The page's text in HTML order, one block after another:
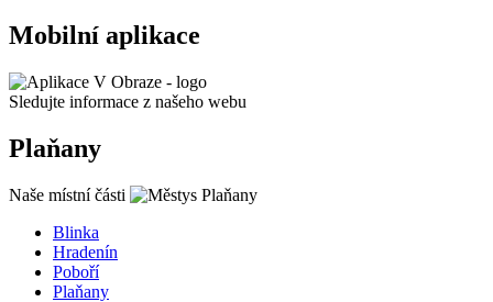
Mobilní aplikace
Sledujte informace z našeho webu
Plaňany
Naše místní části
Blinka
Hradenín
Poboří
Plaňany